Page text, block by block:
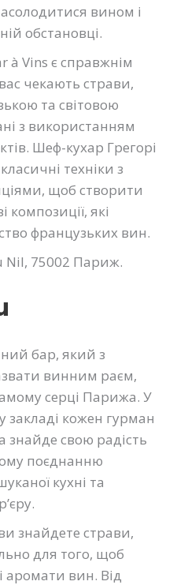
вином і
обстановці.
à Vins є справжнім
чекають страви,
та світовою
з використанням
Шеф-кухар Грегорі
техніки з
щоб створити
композиції, які
французьких вин.
Nil, 75002 Париж.
бар, який з
винним раєм,
серці Парижа. У
закладі кожен гурман
знайде свою радість
поєднанню
кухні та
знайдете страви,
для того, щоб
аромати вин. Від